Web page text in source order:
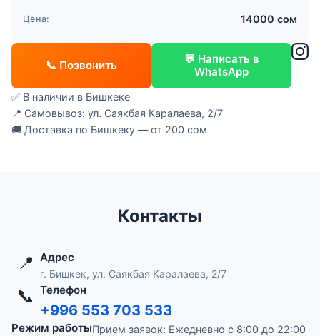
Цена: 14000 сом
📞 Позвонить
💬 Написать в
WhatsApp
✅ В наличии в Бишкеке
📍 Самовывоз: ул. Саякбая Каралаева, 2/7
🚚 Доставка по Бишкеку — от 200 сом
Контакты
📍 Адрес
г. Бишкек, ул. Саякбая Каралаева, 2/7
📞 Телефон
+996 553 703 533
Режим работыПрием заявок: Ежедневно с 8:00 до 22:00